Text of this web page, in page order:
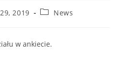
2019 News
w ankiecie.